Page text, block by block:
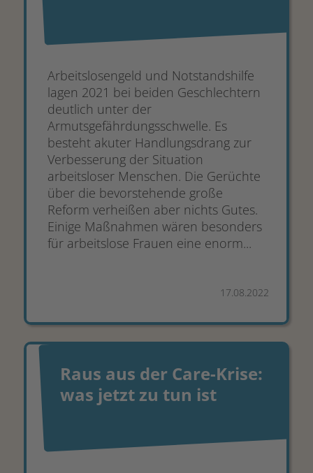
Arbeitslosengeld und Notstandshilfe
lagen 2021 bei beiden Geschlechtern
deutlich unter der
Armutsgefährdungsschwelle. Es
besteht akuter Handlungsdrang zur
Verbesserung der Situation
arbeitsloser Menschen. Die Gerüchte
über die bevorstehende große
Reform verheißen aber nichts Gutes.
Einige Maßnahmen wären besonders
für arbeitslose Frauen eine enorm...
17.08.2022
Raus aus der Care-Krise:
was jetzt zu tun ist